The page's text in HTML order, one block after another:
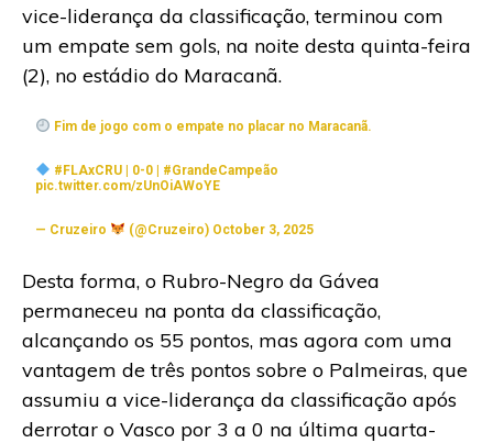
vice-liderança da classificação, terminou com
um empate sem gols, na noite desta quinta-feira
(2), no estádio do Maracanã.
Fim de jogo com o empate no placar no Maracanã.
#FLAxCRU| 0-0 | #GrandeCampeão
pic.twitter.com/zUnOiAWoYE
— Cruzeiro (@Cruzeiro) October 3, 2025
Desta forma, o Rubro-Negro da Gávea
permaneceu na ponta da classificação,
alcançando os 55 pontos, mas agora com uma
vantagem de três pontos sobre o Palmeiras, que
assumiu a vice-liderança da classificação após
derrotar o Vasco por 3 a 0 na última quarta-